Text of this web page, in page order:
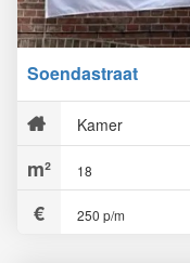
Soendastraat
Kamer
18
250 p/m